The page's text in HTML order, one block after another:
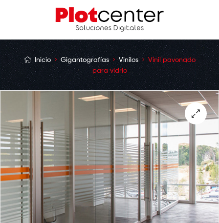
Inicio Gigantografías Vinilos
Vinil pavonado
para vidrio